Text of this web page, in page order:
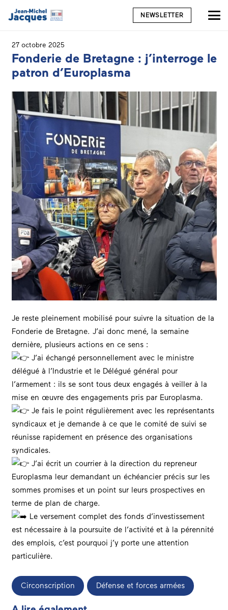
NEWSLETTER
27 octobre 2025
Fonderie de Bretagne : j’interroge le
patron d’Europlasma
Je reste pleinement mobilisé pour suivre la situation de la
Fonderie de Bretagne. J’ai donc mené, la semaine
dernière, plusieurs actions en ce sens :
J’ai échangé personnellement avec le ministre
délégué à l’Industrie et le Délégué général pour
l’armement : ils se sont tous deux engagés à veiller à la
mise en œuvre des engagements pris par Europlasma.
Je fais le point régulièrement avec les représentants
syndicaux et je demande à ce que le comité de suivi se
réunisse rapidement en présence des organisations
syndicales.
J’ai écrit un courrier à la direction du repreneur
Europlasma leur demandant un échéancier précis sur les
sommes promises et un point sur leurs prospectives en
terme de plan de charge.
Le versement complet des fonds d’investissement
est nécessaire à la poursuite de l’activité et à la pérennité
des emplois, c’est pourquoi j’y porte une attention
particulière.
Circonscription Défense et forces armées